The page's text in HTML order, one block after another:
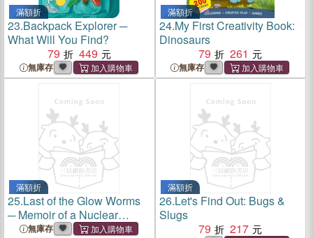
滿額折
23.Backpack Explorer ─
What Will You Find?
79
449
無庫存
滿額折
24.My First Creativity Book:
Dinosaurs
79
261
無庫存
滿額折
25.Last of the Glow Worms
─ Memoir of a Nuclear
Weapons Technician at the
無庫存
滿額折
26.Let's Find Out: Bugs &
Slugs
79
217